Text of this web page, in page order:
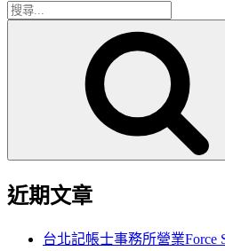
搜
近期文章
台北記帳士事務所營業Force